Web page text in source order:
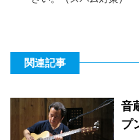
関連記事
音
プ